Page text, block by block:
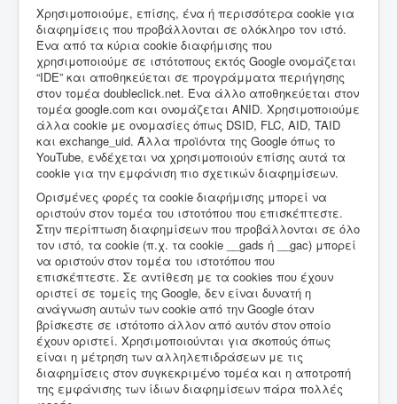
Χρησιμοποιούμε, επίσης, ένα ή περισσότερα cookie για
διαφημίσεις που προβάλλονται σε ολόκληρο τον ιστό.
Ένα από τα κύρια cookie διαφήμισης που
χρησιμοποιούμε σε ιστότοπους εκτός Google ονομάζεται
“IDE” και αποθηκεύεται σε προγράμματα περιήγησης
στον τομέα doubleclick.net. Ένα άλλο αποθηκεύεται στον
τομέα google.com και ονομάζεται ANID. Χρησιμοποιούμε
άλλα cookie με ονομασίες όπως DSID, FLC, AID, TAID
και exchange_uid. Άλλα προϊόντα της Google όπως το
YouTube, ενδέχεται να χρησιμοποιούν επίσης αυτά τα
cookie για την εμφάνιση πιο σχετικών διαφημίσεων.
Ορισμένες φορές τα cookie διαφήμισης μπορεί να
οριστούν στον τομέα του ιστοτόπου που επισκέπτεστε.
Στην περίπτωση διαφημίσεων που προβάλλονται σε όλο
τον ιστό, τα cookie (π.χ. τα cookie __gads ή __gac) μπορεί
να οριστούν στον τομέα του ιστοτόπου που
επισκέπτεστε. Σε αντίθεση με τα cookies που έχουν
οριστεί σε τομείς της Google, δεν είναι δυνατή η
ανάγνωση αυτών των cookie από την Google όταν
βρίσκεστε σε ιστότοπο άλλον από αυτόν στον οποίο
έχουν οριστεί. Χρησιμοποιούνται για σκοπούς όπως
είναι η μέτρηση των αλληλεπιδράσεων με τις
διαφημίσεις στον συγκεκριμένο τομέα και η αποτροπή
της εμφάνισης των ίδιων διαφημίσεων πάρα πολλές